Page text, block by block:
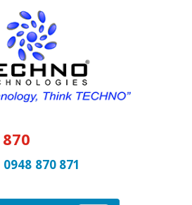
0948 870 871